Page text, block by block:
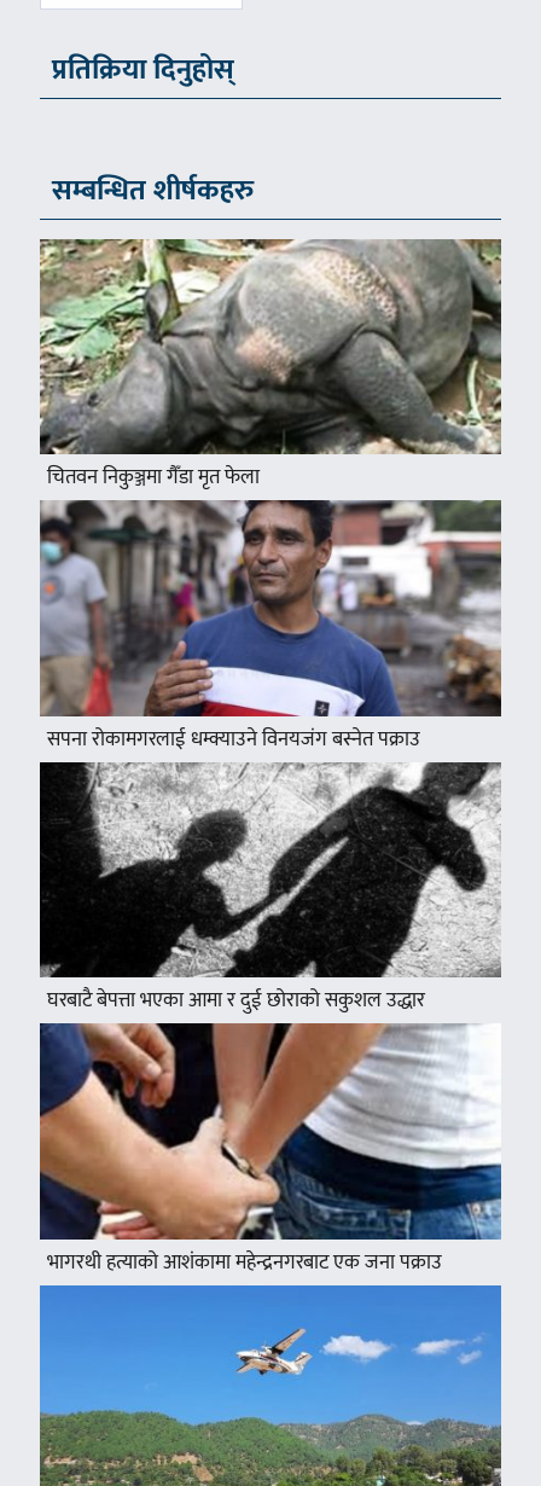
प्रतिक्रिया दिनुहोस्
सम्बन्धित शीर्षकहरु
चितवन निकुञ्जमा गैँडा मृत फेला
सपना रोकामगरलाई धम्क्याउने विनयजंग बस्नेत पक्राउ
घरबाटै बेपत्ता भएका आमा र दुई छोराको सकुशल उद्धार
भागरथी हत्याको आशंकामा महेन्द्रनगरबाट एक जना पक्राउ